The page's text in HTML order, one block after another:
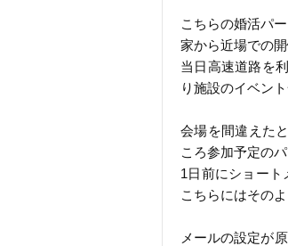
こちらの婚活パ
家から近場での
当日高速道路を
り施設のイベン
会場を間違えた
ころ参加予定の
1日前にショート
こちらにはその
メールの設定が